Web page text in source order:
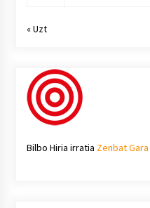
« Uzt
Bilbo Hiria irratia Zenbat Gara